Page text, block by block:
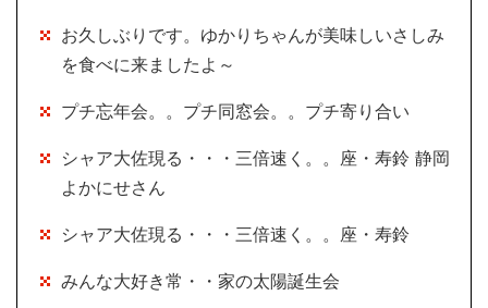
お久しぶりです。ゆかりちゃんが美味しいさしみ
を食べに来ましたよ～
プチ忘年会。。プチ同窓会。。プチ寄り合い
シャア大佐現る・・・三倍速く。。座・寿鈴 静岡
よかにせさん
シャア大佐現る・・・三倍速く。。座・寿鈴
みんな大好き常・・家の太陽誕生会